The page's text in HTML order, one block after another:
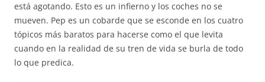
está agotando. Esto es un infierno y los coches no se
mueven. Pep es un cobarde que se esconde en los cuatro
tópicos más baratos para hacerse como el que levita
cuando en la realidad de su tren de vida se burla de todo
lo que predica.